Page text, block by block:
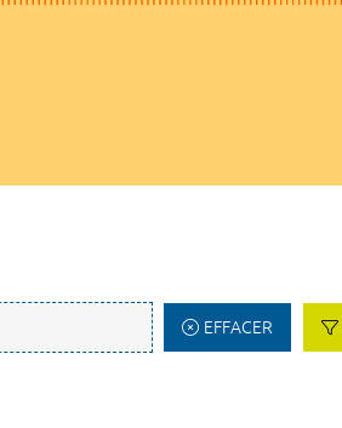
EFFACER